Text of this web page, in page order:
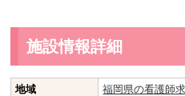
施設情報詳細
地域
福岡県の看護師